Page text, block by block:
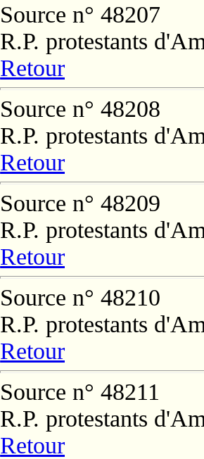
Source n° 48207
R.P. protestants
Retour
Source n° 48208
R.P. protestants
Retour
Source n° 48209
R.P. protestants
Retour
Source n° 48210
R.P. protestants
Retour
Source n° 48211
R.P. protestants
Retour